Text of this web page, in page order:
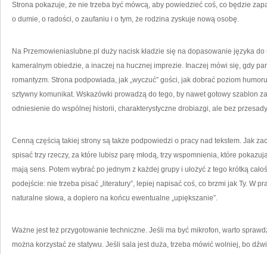
Strona pokazuje, że nie trzeba być mówcą, aby powiedzieć coś, co będzie
o dumie, o radości, o zaufaniu i o tym, że rodzina zyskuje nową osobę.
Na Przemowieniaslubne.pl duży nacisk kładzie się na dopasowanie języka
kameralnym obiedzie, a inaczej na hucznej imprezie. Inaczej mówi się, gdy
romantyzm. Strona podpowiada, jak „wyczuć” gości, jak dobrać poziom
sztywny komunikat. Wskazówki prowadzą do tego, by nawet gotowy szablon
odniesienie do wspólnej historii, charakterystyczne drobiazgi, ale bez
Cenną częścią takiej strony są także podpowiedzi o pracy nad tekstem. Jak
spisać trzy rzeczy, za które lubisz parę młodą, trzy wspomnienia, które
mają sens. Potem wybrać po jednym z każdej grupy i ułożyć z tego krótką
podejście: nie trzeba pisać „literatury”, lepiej napisać coś, co brzmi jak Ty. W
naturalne słowa, a dopiero na końcu ewentualne „upiększanie”.
Ważne jest też przygotowanie techniczne. Jeśli ma być mikrofon, warto
można korzystać ze statywu. Jeśli sala jest duża, trzeba mówić wolniej, bo